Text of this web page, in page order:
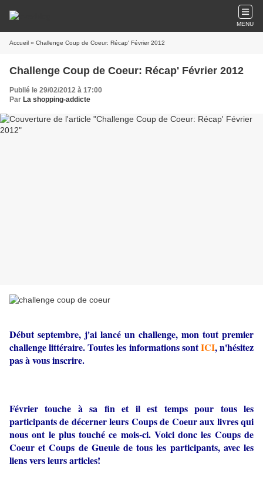
MENU
Accueil » Challenge Coup de Coeur: Récap' Février 2012
Challenge Coup de Coeur: Récap' Février 2012
Publié le 29/02/2012 à 17:00
Par La shopping-addicte
Début septembre, j'ai lancé un challenge, mon tout premier
challenge littéraire. Toutes les informations sontICI, n'hésitez
pas à vous inscrire.
Février touche à sa fin et il est temps pour tous les
participants de décerner leurs Coups de Coeur aux livres qui
nous ont le plus touché ce mois-ci. Voici donc les Coups de
Coeur et Coups de Gueule de tous les participants, avec les
liens vers leurs articles!